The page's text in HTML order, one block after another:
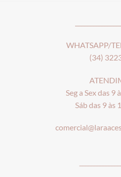
WHATSAPP/
(34)
Seg a Sex das 9
Sáb das 9 às